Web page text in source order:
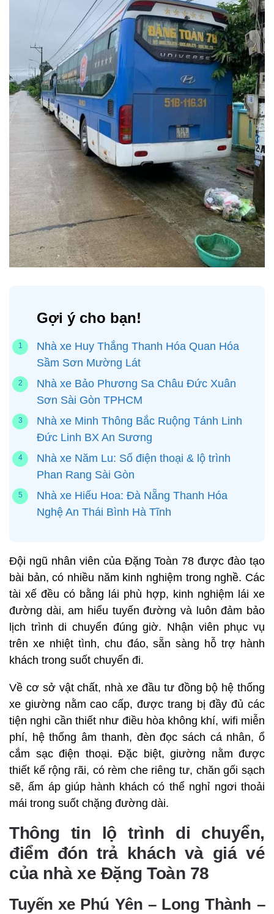
Gợi ý cho bạn!
Nhà xe Huy Thắng Thanh Hóa Quan Hóa
Sầm Sơn Mường Lát
Nhà xe Bảo Phương Sa Châu Đức Xuân
Sơn Sài Gòn TPHCM
Nhà xe Minh Thông Bắc Ruộng Tánh Linh
Đức Linh BX An Sương
Nhà xe Năm Lu: Số điện thoại & lộ trình
Phan Rang Sài Gòn
Nhà xe Hiếu Hoa: Đà Nẵng Thanh Hóa
Nghệ An Thái Bình Hà Tĩnh
Đội ngũ nhân viên của Đặng Toàn 78 được đào tạo
bài bản, có nhiều năm kinh nghiệm trong nghề. Các
tài xế đều có bằng lái phù hợp, kinh nghiệm lái xe
đường dài, am hiểu tuyến đường và luôn đảm bảo
lịch trình di chuyển đúng giờ. Nhận viên phục vụ
trên xe nhiệt tình, chu đáo, sẵn sàng hỗ trợ hành
khách trong suốt chuyến đi.
Về cơ sở vật chất, nhà xe đầu tư đồng bộ hệ thống
xe giường nằm cao cấp, được trang bị đầy đủ các
tiện nghi cần thiết như điều hòa không khí, wifi miễn
phí, hệ thống âm thanh, đèn đọc sách cá nhân, ổ
cắm sạc điện thoại. Đặc biệt, giường nằm được
thiết kế rộng rãi, có rèm che riêng tư, chăn gối sạch
sẽ, ấm áp giúp hành khách có thể nghỉ ngơi thoải
mái trong suốt chặng đường dài.
Thông tin lộ trình di chuyển,
điểm đón trả khách và giá vé
của nhà xe Đặng Toàn 78
Tuyến xe Phú Yên – Long Thành –